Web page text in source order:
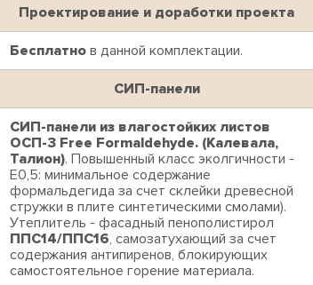
Проектирование и доработки проекта
Бесплатно в данной комплектации.
СИП-панели
СИП-панели из влагостойких листов
ОСП-3 Free Formaldehyde. (Калевала,
Талион). Повышенный класс эколгичности -
Е0,5: минимальное содержание
формальдегида за счет склейки древесной
стружки в плите синтетическими смолами).
Утеплитель - фасадный пенополистирол
ППС14/ППС16, самозатухающий за счет
содержания антипиренов, блокирующих
самостоятельное горение материала.